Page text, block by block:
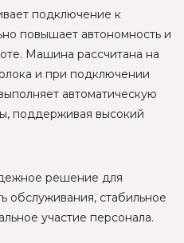
подключение к
повышает автономность и
Машина рассчитана на
и при подключении
автоматическую
поддерживая высокий
решение для
обслуживания, стабильное
участие персонала.